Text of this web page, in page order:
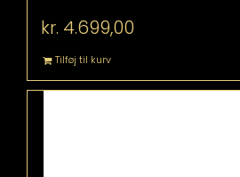
kr. 4.699,00
Tilføj til kurv